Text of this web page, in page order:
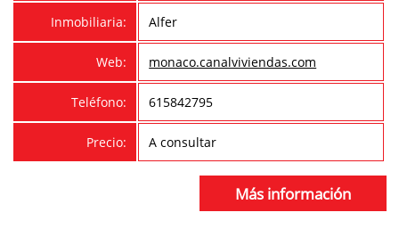
Inmobiliaria: Alfer
Web: monaco.canalviviendas.com
Teléfono: 615842795
Precio: A consultar
Más información